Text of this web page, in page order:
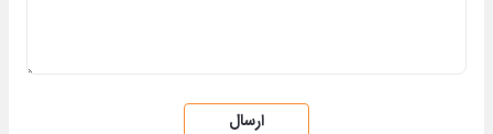
ارسال